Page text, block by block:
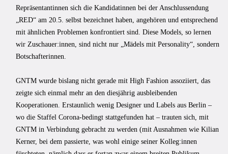
Repräsentantinnen sich die Kandidatinnen bei der Anschlussendung
„RED“ am 20.5. selbst bezeichnet haben, angehören und entsprechend
mit ähnlichen Problemen konfrontiert sind. Diese Models, so lernen
wir Zuschauer:innen, sind nicht nur „Mädels mit Personality“, sondern
Botschafterinnen.
GNTM wurde bislang nicht gerade mit High Fashion assoziiert, das
zeigte sich einmal mehr an den diesjährig ausbleibenden
Kooperationen. Erstaunlich wenig Designer und Labels aus Berlin –
wo die Staffel Corona-bedingt stattgefunden hat – trauten sich, mit
GNTM in Verbindung gebracht zu werden (mit Ausnahmen wie Kilian
Kerner, bei dem passierte, was wohl einige seiner Kolleg:innen